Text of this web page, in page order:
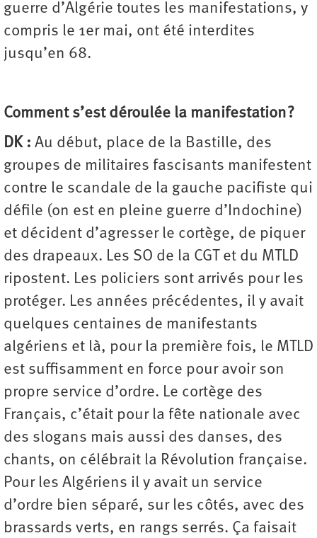
guerre d’Algérie toutes les manifestations, y
compris le 1er mai, ont été interdites
jusqu’en 68.
Comment s’est déroulée la manifestation ?
DK : Au début, place de la Bastille, des
groupes de militaires fascisants manifestent
contre le scandale de la gauche pacifiste qui
défile (on est en pleine guerre d’Indochine)
et décident d’agresser le cortège, de piquer
des drapeaux. Les SO de la CGT et du MTLD
ripostent. Les policiers sont arrivés pour les
protéger. Les années précédentes, il y avait
quelques centaines de manifestants
algériens et là, pour la première fois, le MTLD
est suffisamment en force pour avoir son
propre service d’ordre. Le cortège des
Français, c’était pour la fête nationale avec
des slogans mais aussi des danses, des
chants, on célébrait la Révolution française.
Pour les Algériens il y avait un service
d’ordre bien séparé, sur les côtés, avec des
brassards verts, en rangs serrés. Ça faisait